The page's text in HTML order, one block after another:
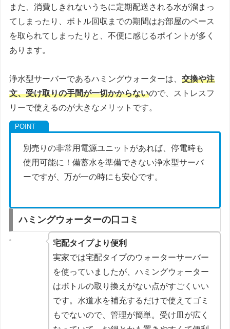
また、消費しきれないうちに定期配送される水が溜まっ
てしまったり、ボトル回収までの期間はお部屋のペース
を取られてしまったりと、不便に感じるポイントが多く
あります。
浄水型サーバーであるハミングウォーターは、交換や注
文、受け取りの手間が一切かからないので、ストレスフ
リーで使えるのが大きなメリットです。
別売りの非常用電源ユニットがあれば、停電時も
使用可能に！備蓄水を準備できない浄水型サーバ
ーですが、万が一の時にも安心です。
ハミングウォーターの口コミ
宅配タイプより便利
実家では宅配タイプのウォーターサーバー
を使っていましたが、ハミングウォーター
はボトルの取り換えがない点がすごくいい
です。水道水を補充するだけで使えてゴミ
もでないので、管理が簡単。受け皿が広く